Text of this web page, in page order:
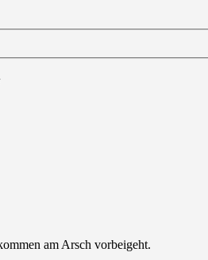
the
am Arsch vorbeigeht.